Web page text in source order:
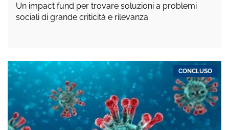
Un impact fund per trovare soluzioni a problemi
sociali di grande criticità e rilevanza
CONCLUSO